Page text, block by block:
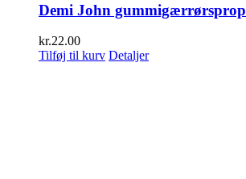
Demi John gummigærrørsprop
kr.22.00
Tilføj til kurv Detaljer